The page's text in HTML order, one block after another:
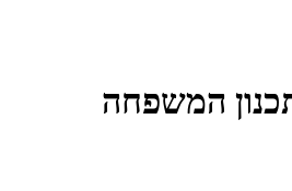
המשפחה